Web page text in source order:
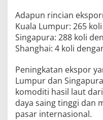
Adapun rincian
Kuala Lumpur: 265
Singapura: 288 koli
Shanghai: 4 koli
Peningkatan ekspor
Lumpur dan
komoditi hasil laut
daya saing tinggi dan
pasar internasional.